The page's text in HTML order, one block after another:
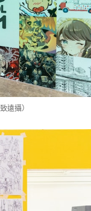
遠攝）